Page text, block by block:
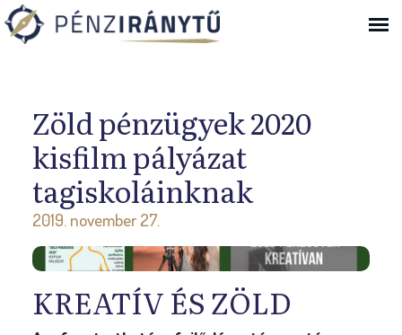
Ugrás a navigációhoz
Zöld pénzügyek 2020
kisfilm pályázat
tagiskoláinknak
2019. november 27.
KREATÍV ÉS ZÖLD